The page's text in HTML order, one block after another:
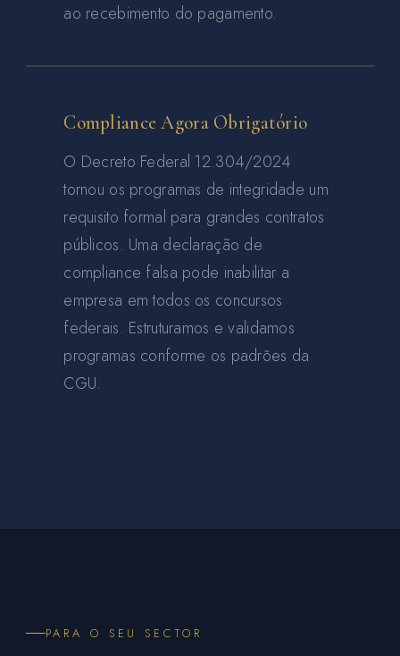
ao recebimento do pagamento.
Compliance Agora Obrigatório
O Decreto Federal 12.304/2024
tornou os programas de integridade um
requisito formal para grandes contratos
públicos. Uma declaração de
compliance falsa pode inabilitar a
empresa em todos os concursos
federais. Estruturamos e validamos
programas conforme os padrões da
CGU.
PARA O SEU SECTOR